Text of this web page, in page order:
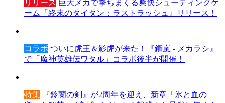
リリース 巨大メカで撃ちまくる爽快シューティングゲ
ーム『終末のタイタン：ラストラッシュ』リリース！
コラボ ついに虎王＆影虎が来た！『鋼嵐 - メカラシ』
で「魔神英雄伝ワタル」コラボ後半が開催！
特集 『鈴蘭の剣』が2周年を迎え、新章「氷と血の